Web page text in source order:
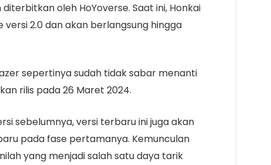
oleh HoYoverse. Saat ini, Honkai
2.0 dan akan berlangsung hingga
sepertinya sudah tidak sabar menanti
rilis pada 26 Maret 2024.
sebelumnya, versi terbaru ini juga akan
pada fase pertamanya. Kemunculan
yang menjadi salah satu daya tarik